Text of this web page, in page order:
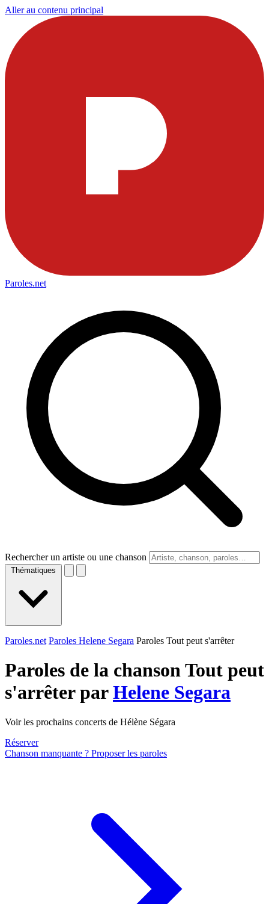
Aller au contenu principal
Paroles.net
Rechercher un artiste ou une chanson
Thématiques
Paroles.net Paroles Helene Segara Paroles Tout peut s'arrêter
Paroles de la chanson Tout peut
s'arrêter parHelene Segara
Voir les prochains concerts de Hélène Ségara
Réserver
Chanson manquante ? Proposer les paroles